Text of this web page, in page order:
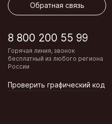
Обратная связь
8 800 200 55 99
Горячая линия, звонок
бесплатный из любого региона
России
Проверить графический код